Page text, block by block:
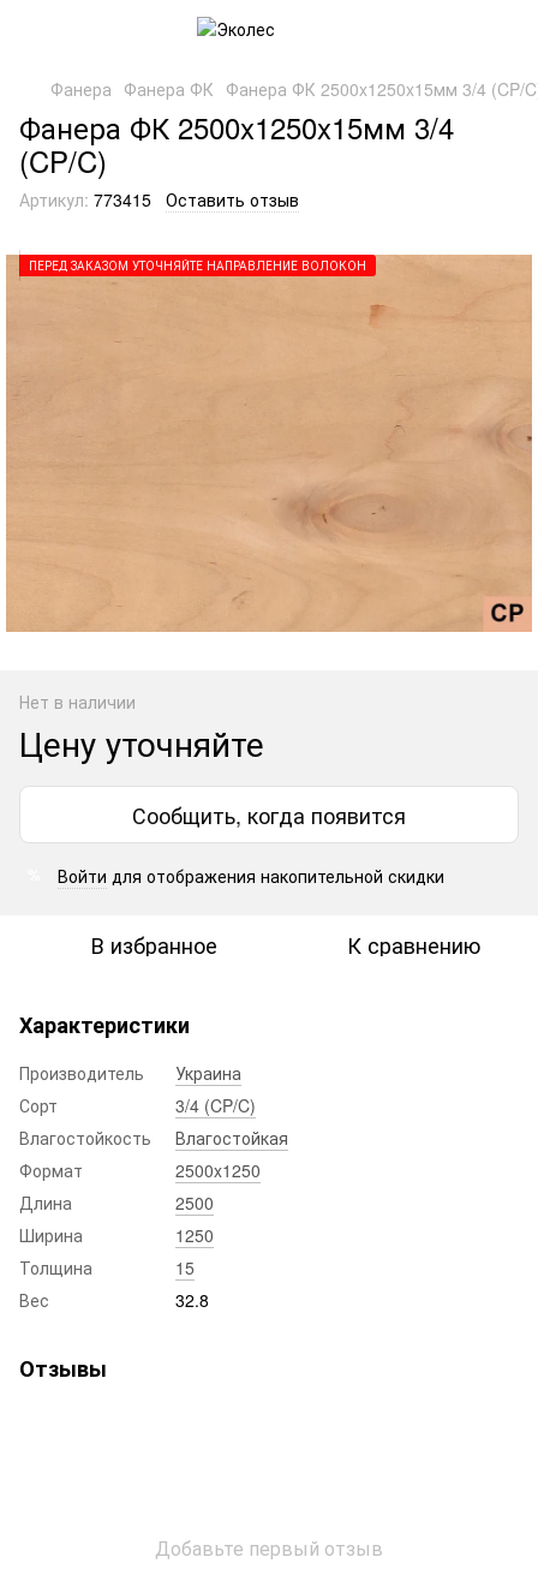
Фанера Фанера ФК Фанера ФК 2500x1250x15мм 3/4 (CP/
Фанера ФК 2500x1250x15мм 3/4
(CP/C)
Артикул: 773415 Оставить отзыв
ПЕРЕД ЗАКАЗОМ УТОЧНЯЙТЕ НАПРАВЛЕНИЕ ВОЛОКОН
Нет в наличии
Цену уточняйте
Сообщить, когда появится
Войти для отображения накопительной скидки
В избранное К сравнению
Характеристики
Производитель
Украина
Сорт
3/4 (CP/C)
Влагостойкость
Влагостойкая
Формат
2500x1250
Длина
2500
Ширина
1250
Толщина
15
Вес
32.8
Отзывы
Добавьте первый отзыв